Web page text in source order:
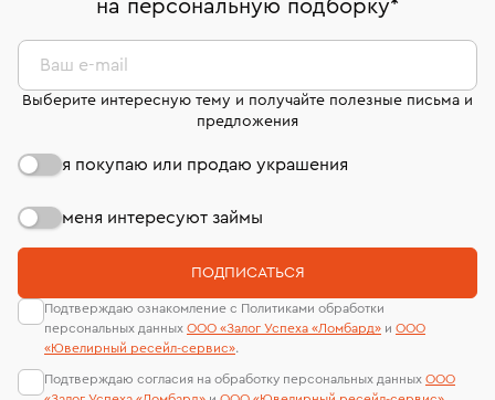
дней на возврат. Детальные условия возврата
комиссионных украшений и часов смотрите на
странице«Возврат украшений»
сертификаты МГУ и других геммологических
лабораторий
на персональную подборку*
Ваш e-mail
Выберите интересную тему и получайте полезные письма и
предложения
я покупаю или продаю украшения
меня интересуют займы
ПОДПИСАТЬСЯ
Подтверждаю ознакомление с Политиками обработки
персональных данных ООО «Залог Успеха «Ломбард» и ООО
«Ювелирный ресейл-сервиc».
Подтверждаю согласия на обработку персональных данных ООО